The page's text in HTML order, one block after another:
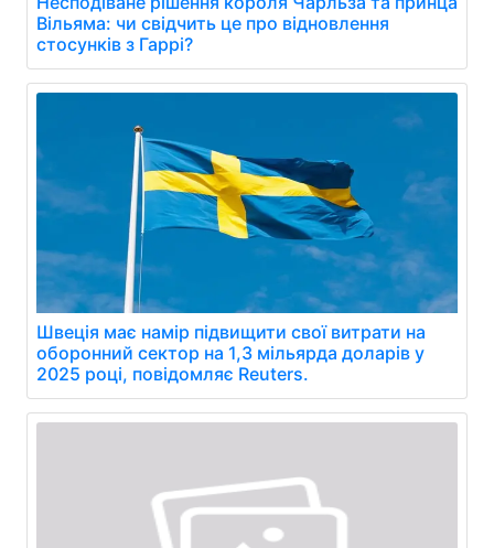
Вільяма: чи свідчить це про відновлення
стосунків з Гаррі?
Швеція має намір підвищити свої витрати на
оборонний сектор на 1,3 мільярда доларів у
2025 році, повідомляє Reuters.